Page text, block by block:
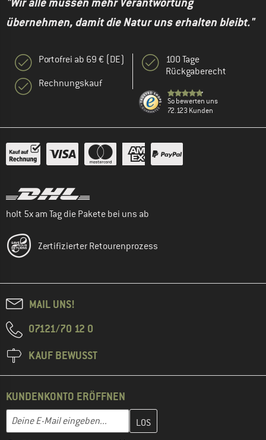
übernehmen, damit die Natur uns erhalten bleibt."
Portofrei ab 69 € (DE)
Rechnungskauf
100 Tage
Rückgaberecht
So bewerten uns
72.123 Kunden
holt 5x am Tag die Pakete bei uns ab
Zertifizierter Retourenprozess
MAIL UNS!
07121/70 12 0
KAUF BEWUSST
KUNDENKONTO ERÖFFNEN
E-Mail-Adresse
Gib hier deine E-Mail-Adresse ein und erstelle im nächsten